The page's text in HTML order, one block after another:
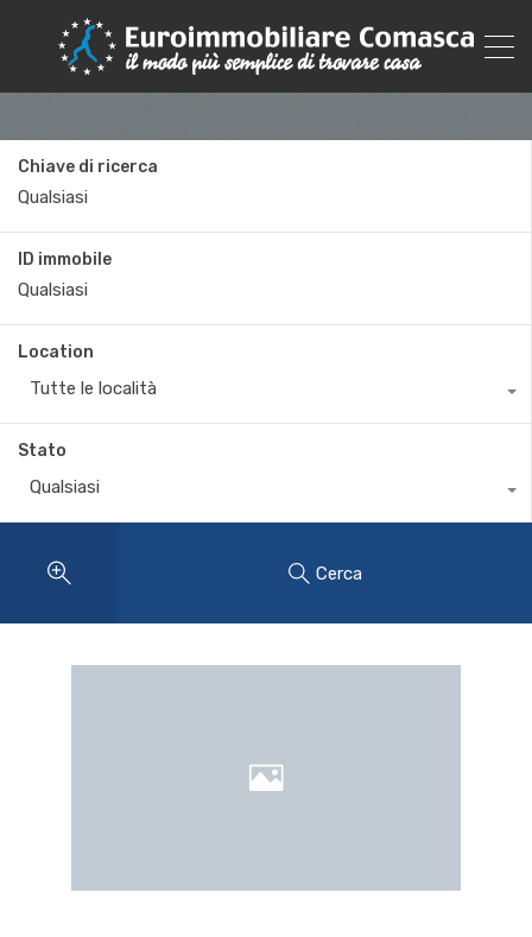
Chiave di ricerca
ID immobile
Location
Tutte le località
Stato
Qualsiasi
Cerca